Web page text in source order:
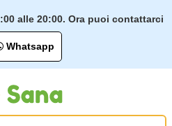
alle 20:00. Ora puoi contattarci
Whatsapp